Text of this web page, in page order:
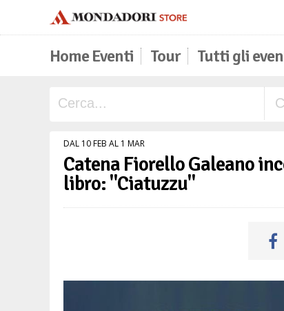
Home Eventi Tour Tutti gli
DAL 10 FEB AL 1 MAR
Catena Fiorello Galeano
libro: "Ciatuzzu"